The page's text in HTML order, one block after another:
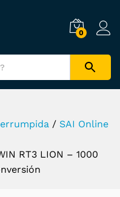
0
/ SAI Online
RT3 LION – 1000